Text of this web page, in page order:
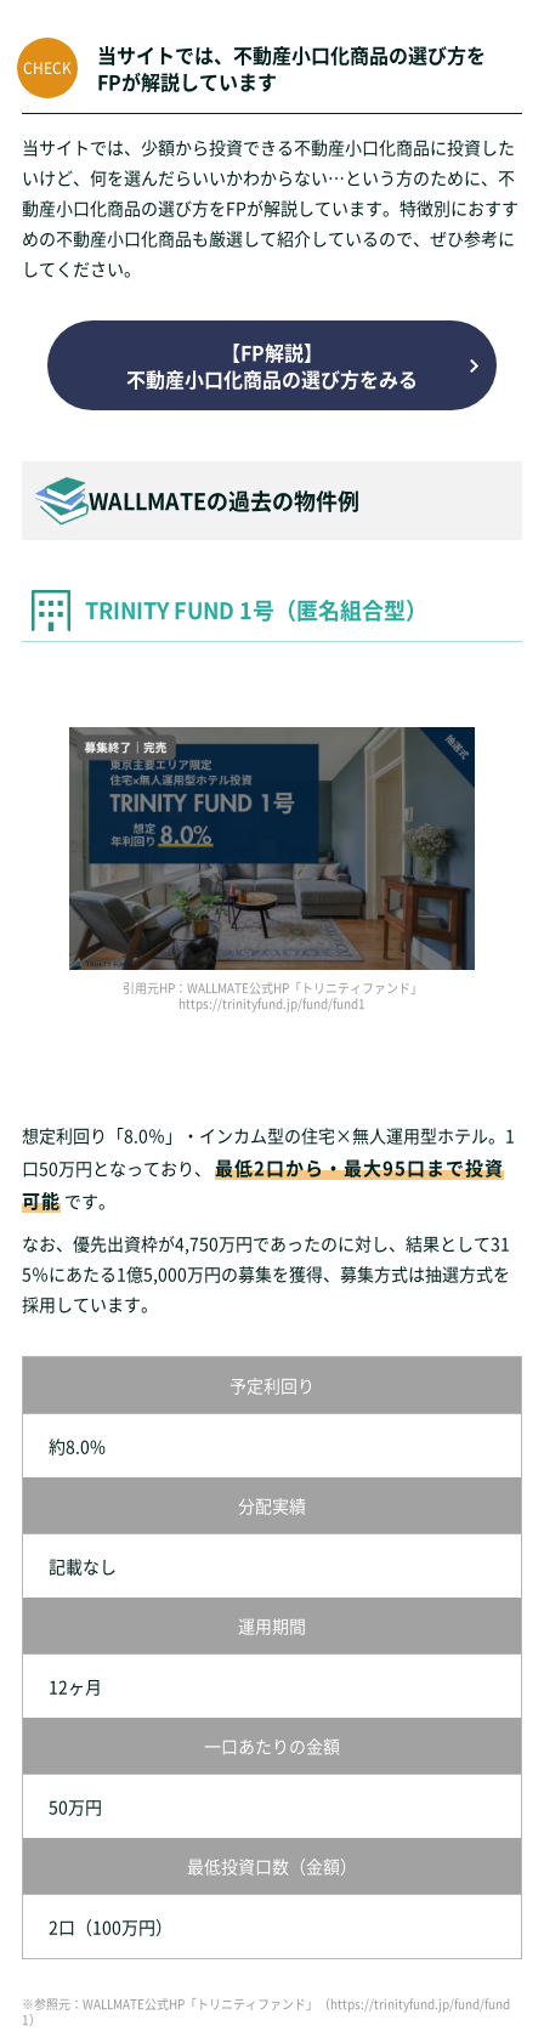
当サイトでは、不動産小口化商品の選び方を
FPが解説しています
当サイトでは、少額から投資できる不動産小口化商品に投資した
いけど、何を選んだらいいかわからない…という方のために、不
動産小口化商品の選び方をFPが解説しています。特徴別におすす
めの不動産小口化商品も厳選して紹介しているので、ぜひ参考に
してください。
【FP解説】
不動産小口化商品の選び方をみる
WALLMATEの過去の物件例
TRINITY FUND 1号（匿名組合型）
引用元HP：WALLMATE公式HP「トリニティファンド」
https://trinityfund.jp/fund/fund1
想定利回り「8.0％」・インカム型の住宅×無人運用型ホテル。1
口50万円となっており、
最低2口から・最大95口まで投資
可能 です。
なお、優先出資枠が4,750万円であったのに対し、結果として31
5％にあたる1億5,000万円の募集を獲得、募集方式は抽選方式を
採用しています。
予定利回り
約8.0%
分配実績
記載なし
運用期間
12ヶ月
一口あたりの金額
50万円
最低投資口数（金額）
2口（100万円）
※参照元：WALLMATE公式HP「トリニティファンド」（https://trinityfund.jp/fund/fund
1）